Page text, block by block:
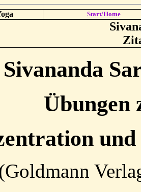
Start/Home
Sivananda
Übungen